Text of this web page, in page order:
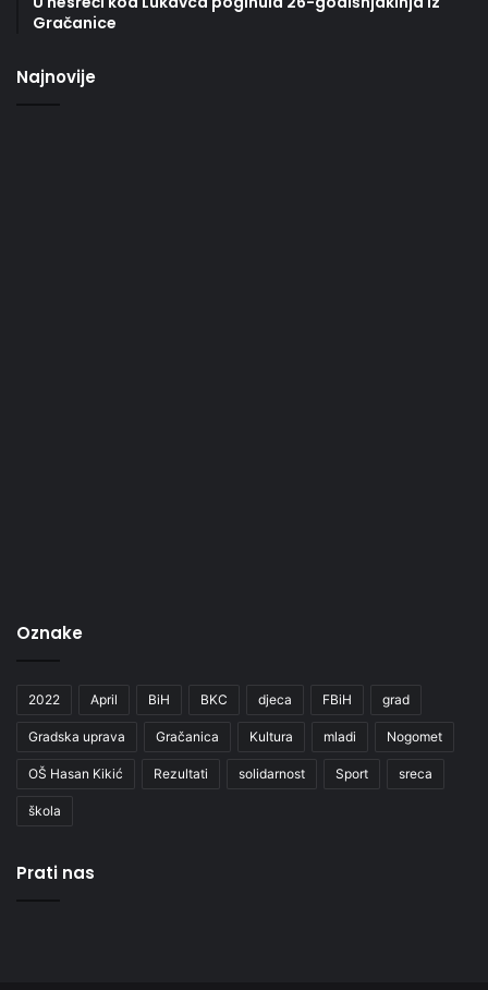
Gračanice
Najnovije
Oznake
2022 April BiH BKC djeca FBiH grad
Gradska uprava Gračanica Kultura mladi Nogomet
OŠ Hasan Kikić Rezultati solidarnost Sport sreca
škola
Prati nas